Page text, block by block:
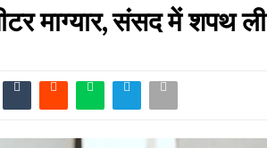
माग्यार, संसद में शपथ ली